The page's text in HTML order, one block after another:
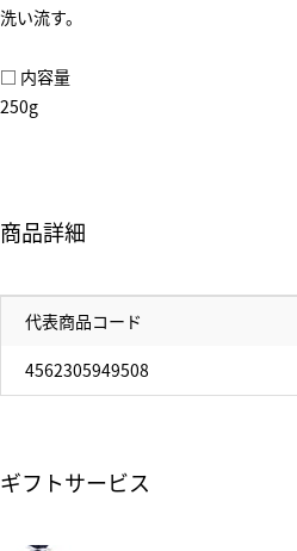
洗い流す。
□ 内容量
250g
商品詳細
代表商品コード
4562305949508
ギフトサービス